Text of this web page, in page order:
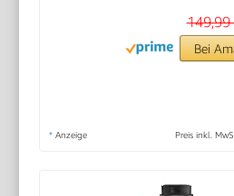
149,99
Bei
* Anzeige Preis inkl.